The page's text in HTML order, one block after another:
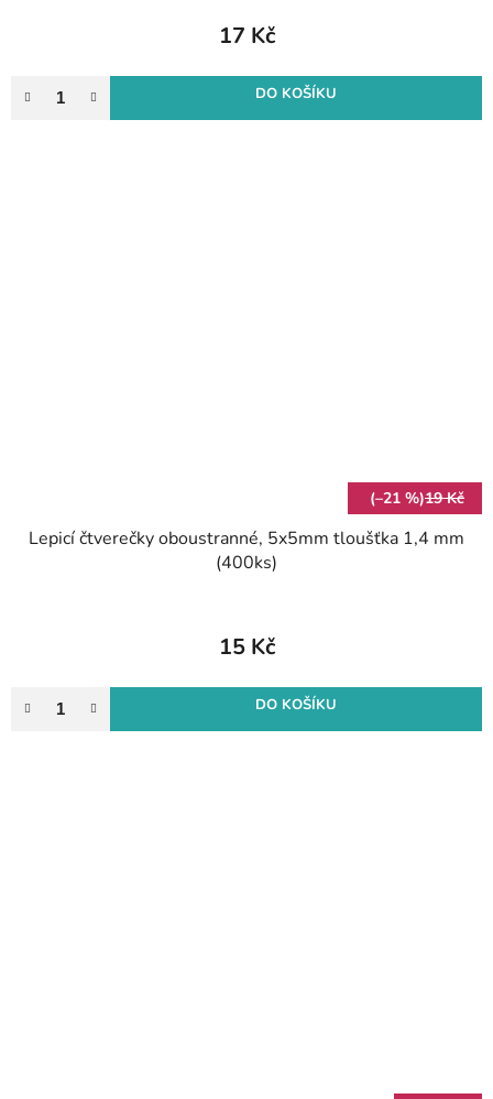
17 Kč
DO KOŠÍKU
(–21 %)19 Kč
Lepicí čtverečky oboustranné, 5x5mm tloušťka 1,4 mm
(400ks)
15 Kč
DO KOŠÍKU